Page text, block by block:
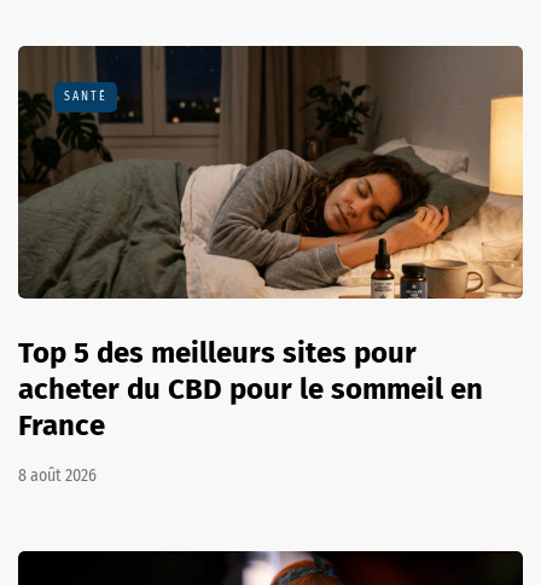
SANTÉ
Top 5 des meilleurs sites pour
acheter du CBD pour le sommeil en
France
8 août 2026